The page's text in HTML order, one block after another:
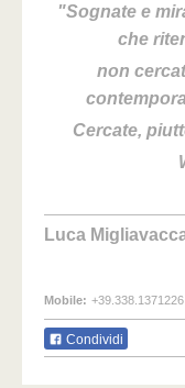
"Sognate e
che
non
Cercate,
Luca
Mobile: +39.338.1371226
Condividi